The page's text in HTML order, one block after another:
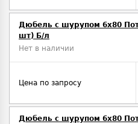
Дюбель с шурупом 6х80
шт) Б/л
Нет в наличии
Цена по запросу
Дюбель с шурупом 6х80